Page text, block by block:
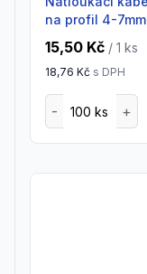
na profil 4-7mm
15,50 Kč / 1 ks
18,76 Kč s DPH